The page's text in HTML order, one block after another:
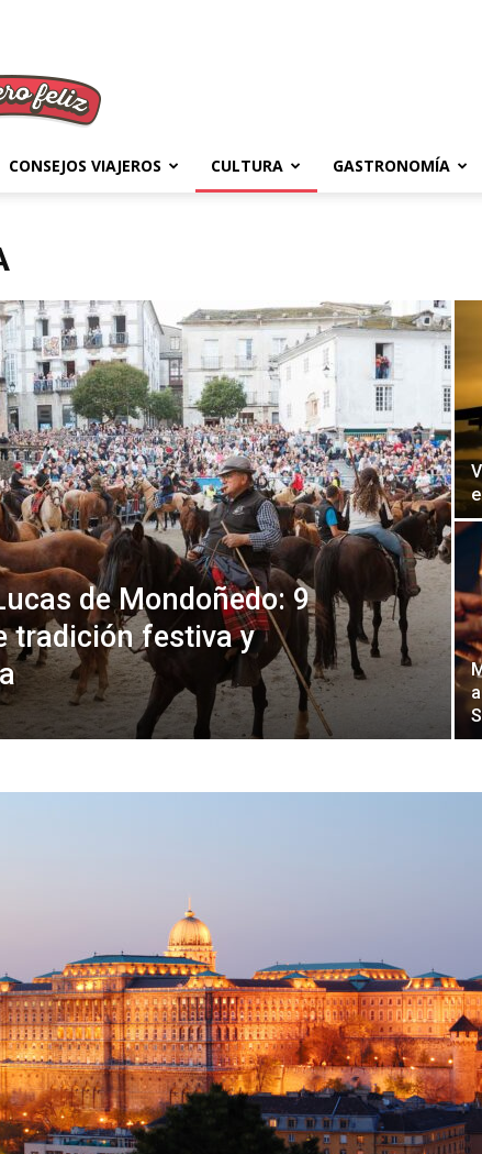
Feliz
CONSEJOS VIAJEROS CULTURA GASTRONOMÍA
de Mondoñedo: 9
tradición festiva y